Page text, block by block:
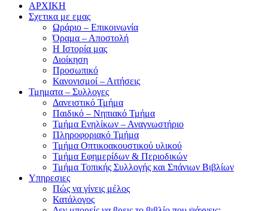
ΑΡΧΙΚΗ
Σχετικα με εμας
Ωράριο – Επικοινωνία
Όραμα – Αποστολή
Η Ιστορία μας
Διοίκηση
Προσωπικό
Κανονισμοί – Αιτήσεις
Τμηματα – Συλλογες
Δανειστικό Τμήμα
Παιδικό – Νηπιακό Τμήμα
Τμήμα Ενηλίκων – Αναγνωστήριο
Πληροφοριακό Τμήμα
Τμήμα Οπτικοακουστικού υλικού
Τμήμα Εφημερίδων & Περιοδικών
Τμήμα Τοπικής Συλλογής και Σπάνιων Βιβλίων
Υπηρεσιες
Πώς να γίνεις μέλος
Κατάλογος